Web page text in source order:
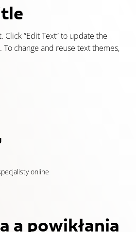
a powikłania
online
Click “Edit Text” to update the
To change and reuse text themes,